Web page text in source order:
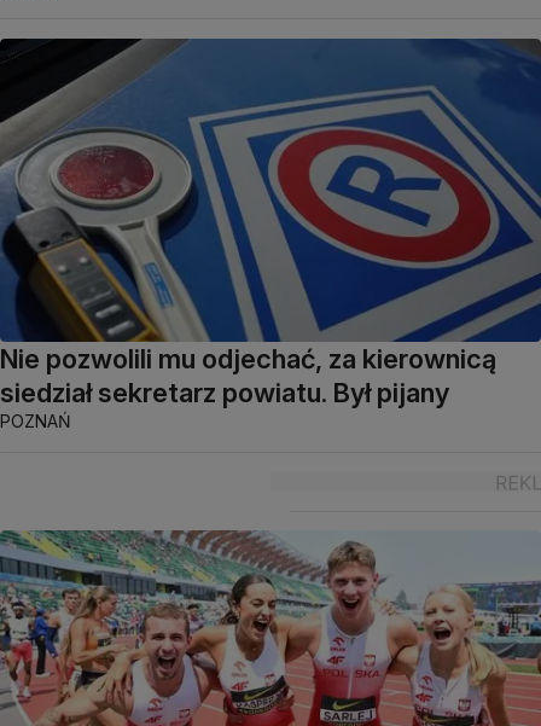
Nie pozwolili mu odjechać, za kierownicą
siedział sekretarz powiatu. Był pijany
POZNAŃ